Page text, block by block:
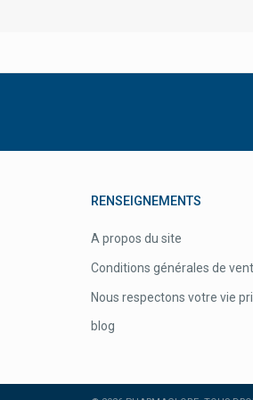
Beurer
RENSEIGNEMENTS
A propos du site
Conditions générales de
Nous respectons votre vie
blog